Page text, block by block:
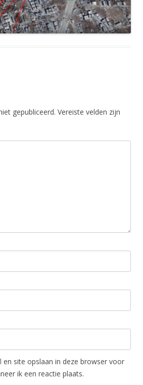
gepubliceerd. Vereiste velden zijn
en site opslaan in deze browser voor
ik een reactie plaats.